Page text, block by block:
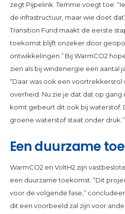
zegt Pijpelink. Temme voegt toe:
de infrastructuur, maar wie doet
Transition Fund maakt de eerste
toekomst blijft onzeker door
ontwikkelingen.” Bij WarmCO2
zien als bij windenergie een aantal
“Daar was ook een
overheid. Nu zie je dat dat op
komt gebeurt dit ook bij waterstof.
groene waterstof staat onder druk.’’
Een duurzame
WarmCO2 en VoltH2 zijn
een duurzame toekomst. “Dit
voor de volgende fase,”
dit een voorbeeld zal zijn voor